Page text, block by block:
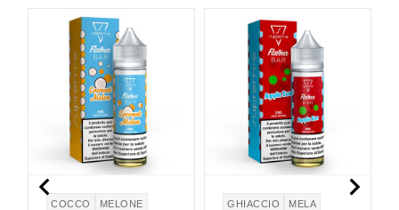
COCCO MELONE GHIACCIO
MELA
 